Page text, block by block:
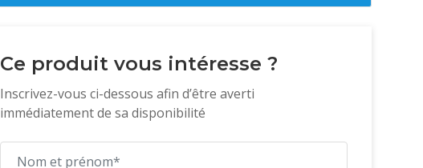
Ce produit vous intéresse ?
Inscrivez-vous ci-dessous afin d’être averti
immédiatement de sa disponibilité